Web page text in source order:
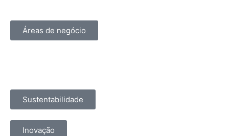
Áreas de negócio
Sustentabilidade
Inovação